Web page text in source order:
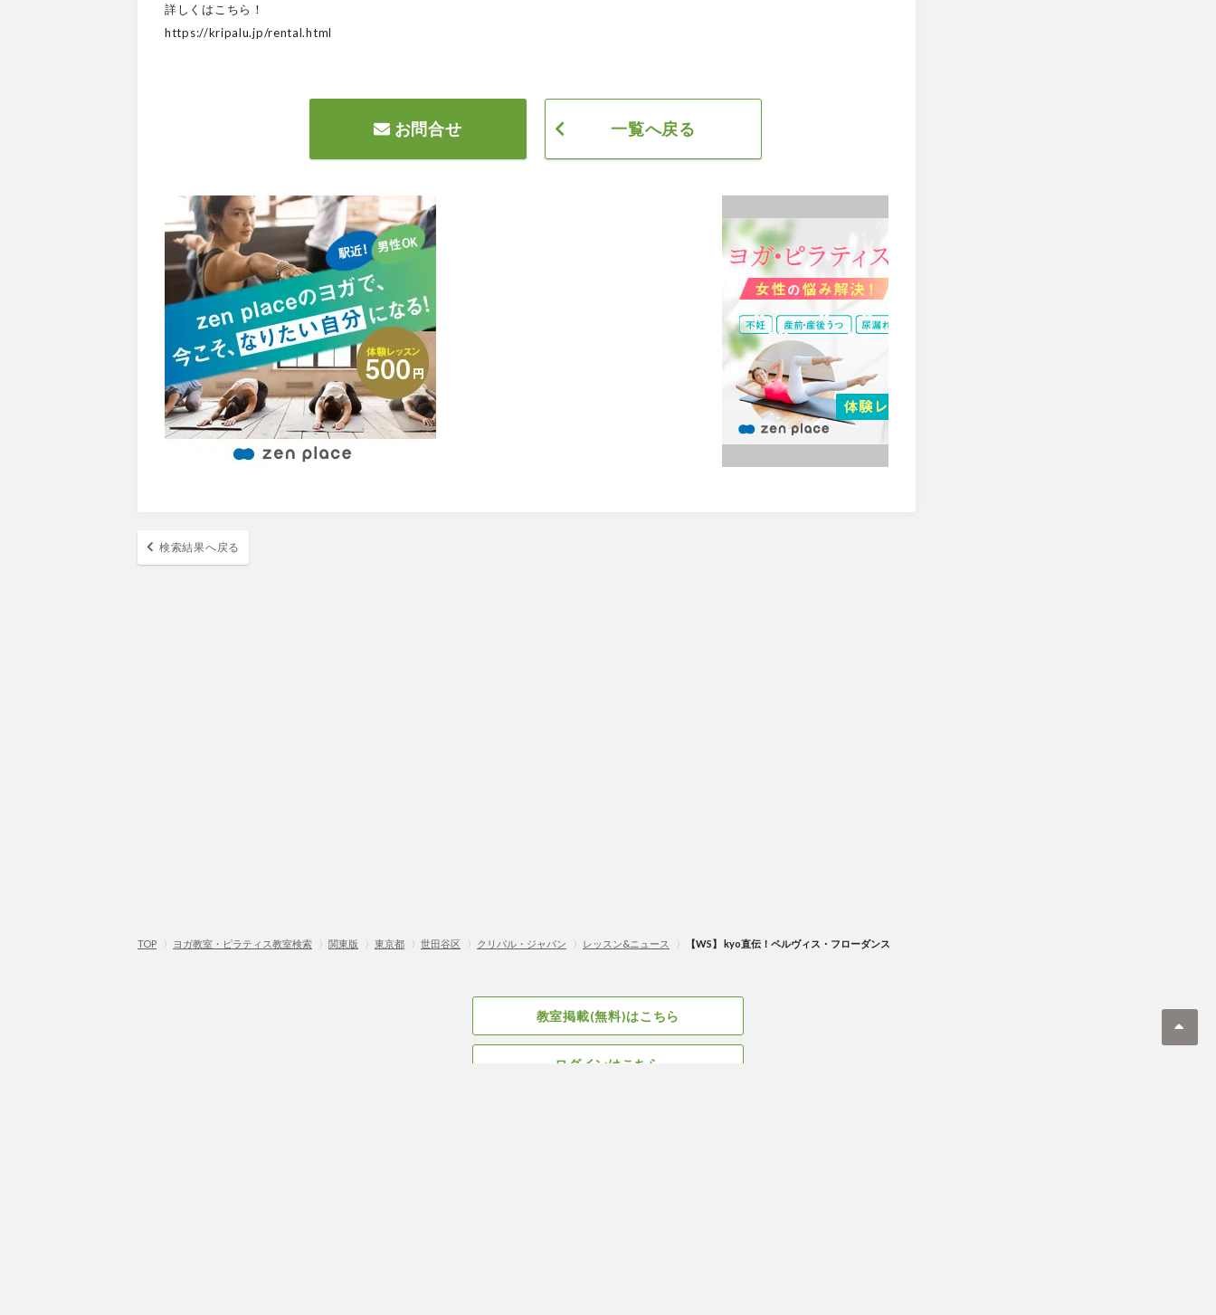
詳しくはこちら！
https://kripalu.jp/rental.html
お問合せ 一覧へ戻る
検索結果へ戻る
TOP 〉 ヨガ教室・ピラティス教室検索 〉 関東版 〉 東京都 〉 世田谷区 〉 クリパル・ジャパン 〉 レッスン&ニュース 〉 【WS】 kyo直伝！ペルヴィス・フローダンス
教室掲載(無料)はこちら
ログインはこちら